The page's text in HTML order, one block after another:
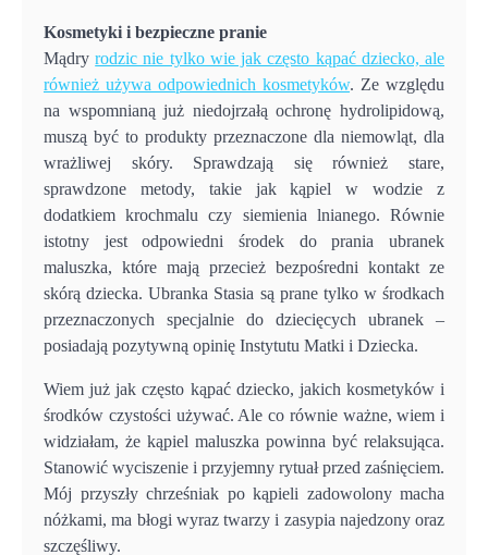
Kosmetyki i bezpieczne pranie
Mądryrodzic nie tylko wie jak często kąpać dziecko, ale
również używa odpowiednich kosmetyków. Ze względu
na wspomnianą już niedojrzałą ochronę hydrolipidową,
muszą być to produkty przeznaczone dla niemowląt, dla
wrażliwej skóry. Sprawdzają się również stare,
sprawdzone metody, takie jak kąpiel w wodzie z
dodatkiem krochmalu czy siemienia lnianego. Równie
istotny jest odpowiedni środek do prania ubranek
maluszka, które mają przecież bezpośredni kontakt ze
skórą dziecka. Ubranka Stasia są prane tylko w środkach
przeznaczonych specjalnie do dziecięcych ubranek –
posiadają pozytywną opinię Instytutu Matki i Dziecka.
Wiem już jak często kąpać dziecko, jakich kosmetyków i
środków czystości używać. Ale co równie ważne, wiem i
widziałam, że kąpiel maluszka powinna być relaksująca.
Stanowić wyciszenie i przyjemny rytuał przed zaśnięciem.
Mój przyszły chrześniak po kąpieli zadowolony macha
nóżkami, ma błogi wyraz twarzy i zasypia najedzony oraz
szczęśliwy.